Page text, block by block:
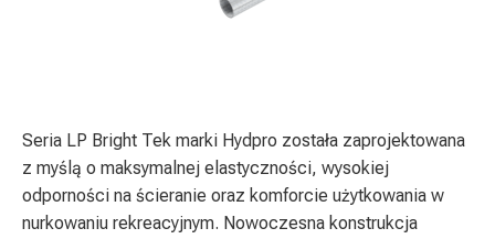
Seria LP Bright Tek marki Hydpro została zaprojektowana
z myślą o maksymalnej elastyczności, wysokiej
odporności na ścieranie oraz komforcie użytkowania w
nurkowaniu rekreacyjnym. Nowoczesna konstrukcja